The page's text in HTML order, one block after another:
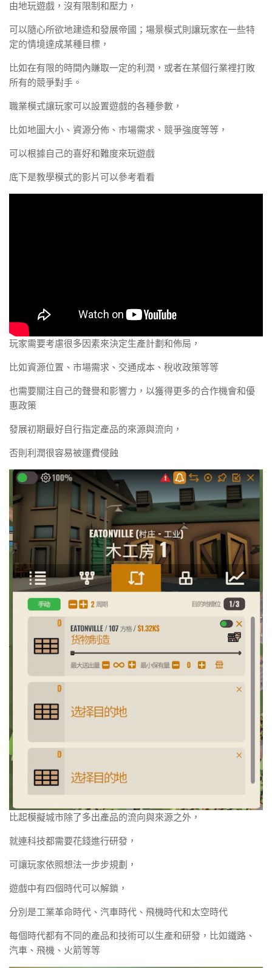
由地玩遊戲，沒有限制和壓力，
可以隨心所欲地建造和發展帝國；場景模式則讓玩家在一些特
定的情境達成某種目標，
比如在有限的時間內賺取一定的利潤，或者在某個行業裡打敗
所有的競爭對手。
職業模式讓玩家可以設置遊戲的各種參數，
比如地圖大小、資源分佈、市場需求、競爭強度等等，
可以根據自己的喜好和難度來玩遊戲
底下是教學模式的影片可以參考看看
玩家需要考慮很多因素來決定生產計劃和佈局，
比如資源位置、市場需求、交通成本、稅收政策等等
也需要關注自己的聲譽和影響力，以獲得更多的合作機會和優
惠政策
發展初期最好自行指定產品的來源與流向，
否則利潤很容易被運費侵蝕
比起模擬城市除了多出產品的流向與來源之外，
就連科技都需要花錢進行研發，
可讓玩家依照想法一步步規劃，
遊戲中有四個時代可以解鎖，
分別是工業革命時代、汽車時代、飛機時代和太空時代
每個時代都有不同的產品和技術可以生產和研發，比如鐵路、
汽車、飛機、火箭等等